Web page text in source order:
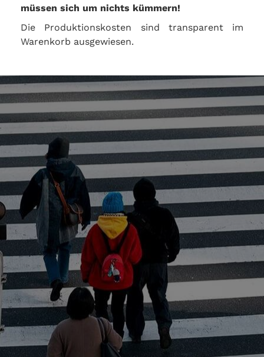
müssen sich um nichts kümmern!
Die Produktionskosten sind transparent im
Warenkorb ausgewiesen.